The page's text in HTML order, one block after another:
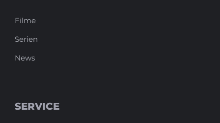
Filme
Serien
News
SERVICE